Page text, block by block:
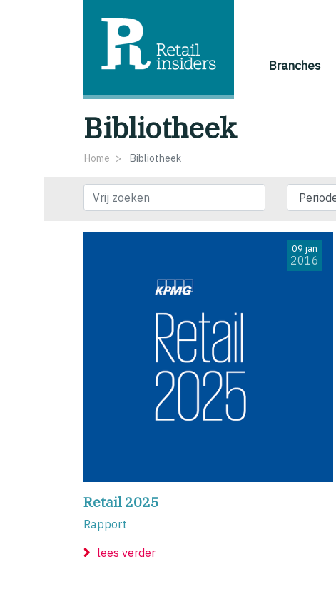
Branches
Bibliotheek
Home Bibliotheek
Vrij zoeken
Retail 2025
Rapport
09 jan
2016
lees verder